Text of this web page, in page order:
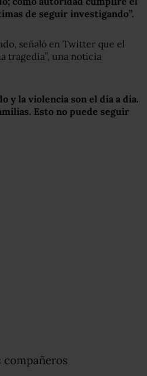
de seguir investigando”.
señaló en Twitter que el
tragedia”, una noticia
y la violencia son el día a día.
Esto no puede seguir
compañeros